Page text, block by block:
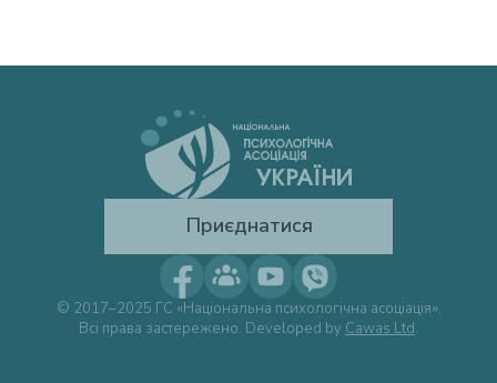
Приєднатися
© 2017–2025 ГС «Національна психологічна асоціація».
Всі права застережено. Developed by Cawas Ltd.